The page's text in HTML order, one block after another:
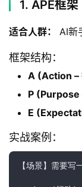
1. APE框架
适合人群： AI新
框架结构：
A (Action –
P (Purpose
E
实战案例：
【场景】需要写